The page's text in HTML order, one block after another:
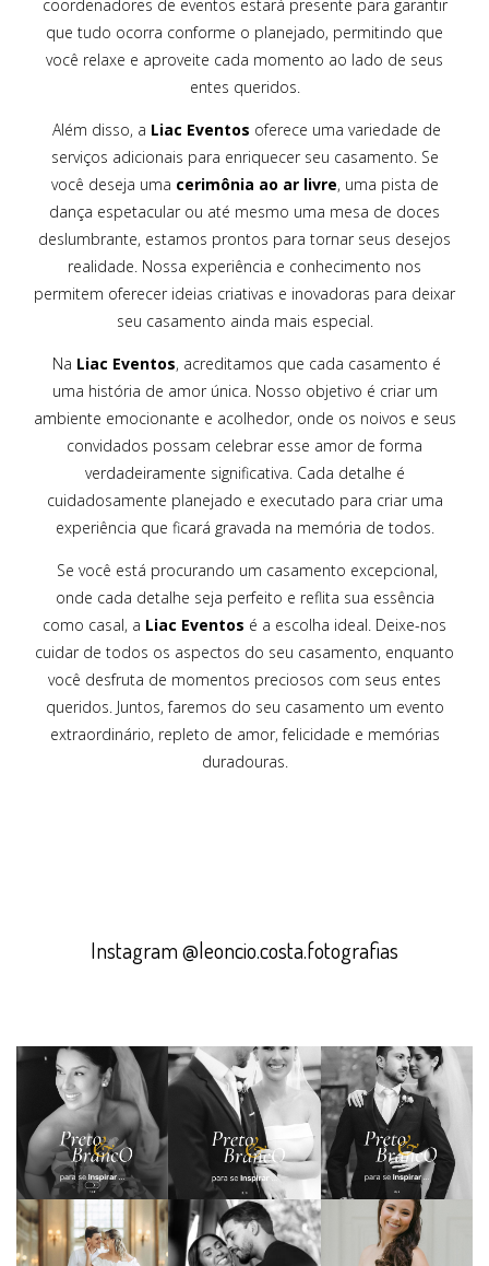
coordenadores de eventos estará presente para garantir
que tudo ocorra conforme o planejado, permitindo que
você relaxe e aproveite cada momento ao lado de seus
entes queridos.
Além disso, a Liac Eventos oferece uma variedade de
serviços adicionais para enriquecer seu casamento. Se
você deseja uma cerimônia ao ar livre, uma pista de
dança espetacular ou até mesmo uma mesa de doces
deslumbrante, estamos prontos para tornar seus desejos
realidade. Nossa experiência e conhecimento nos
permitem oferecer ideias criativas e inovadoras para deixar
seu casamento ainda mais especial.
Na Liac Eventos, acreditamos que cada casamento é
uma história de amor única. Nosso objetivo é criar um
ambiente emocionante e acolhedor, onde os noivos e seus
convidados possam celebrar esse amor de forma
verdadeiramente significativa. Cada detalhe é
cuidadosamente planejado e executado para criar uma
experiência que ficará gravada na memória de todos.
Se você está procurando um casamento excepcional,
onde cada detalhe seja perfeito e reflita sua essência
como casal, a Liac Eventos é a escolha ideal. Deixe-nos
cuidar de todos os aspectos do seu casamento, enquanto
você desfruta de momentos preciosos com seus entes
queridos. Juntos, faremos do seu casamento um evento
extraordinário, repleto de amor, felicidade e memórias
duradouras.
Instagram @leoncio.costa.fotografias